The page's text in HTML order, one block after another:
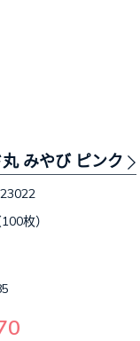
みやび ピンク
枚）